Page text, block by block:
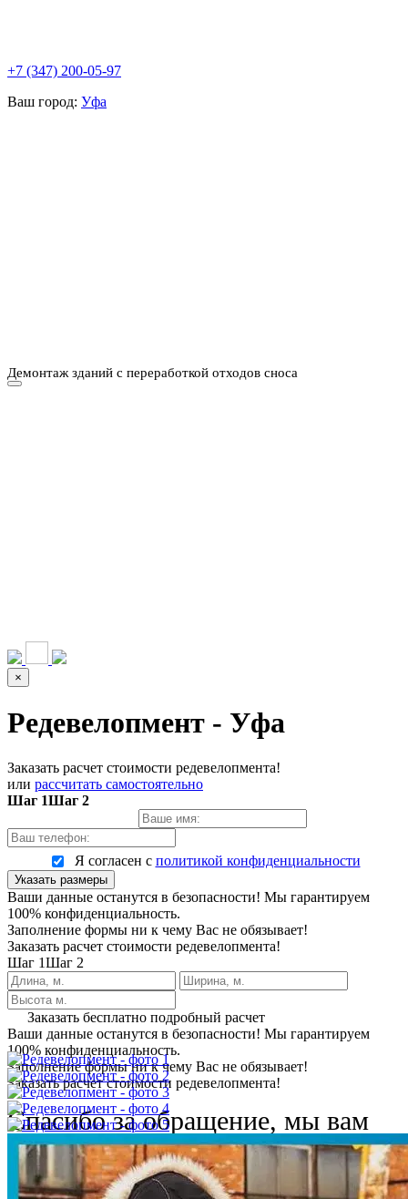
+7 (347) 200-05-97
Ваш город: Уфа
Демонтаж зданий с переработкой отходов сноса
×
Редевелопмент - Уфа
Заказать расчет стоимости редевелопмента!
или рассчитать самостоятельно
Шаг 1Шаг 2
Я согласен с политикой конфиденциальности
Указать размеры
Ваши данные останутся в безопасности! Мы гарантируем
100% конфиденциальность.
Заполнение формы ни к чему Вас не обязывает!
Заказать расчет стоимости редевелопмента!
Шаг 1Шаг 2
Заказать бесплатно подробный расчет
Ваши данные останутся в безопасности! Мы гарантируем
100% конфиденциальность.
Заполнение формы ни к чему Вас не обязывает!
Заказать расчет стоимости редевелопмента!
Спасибо за обращение, мы вам
обязательно перезвоним!